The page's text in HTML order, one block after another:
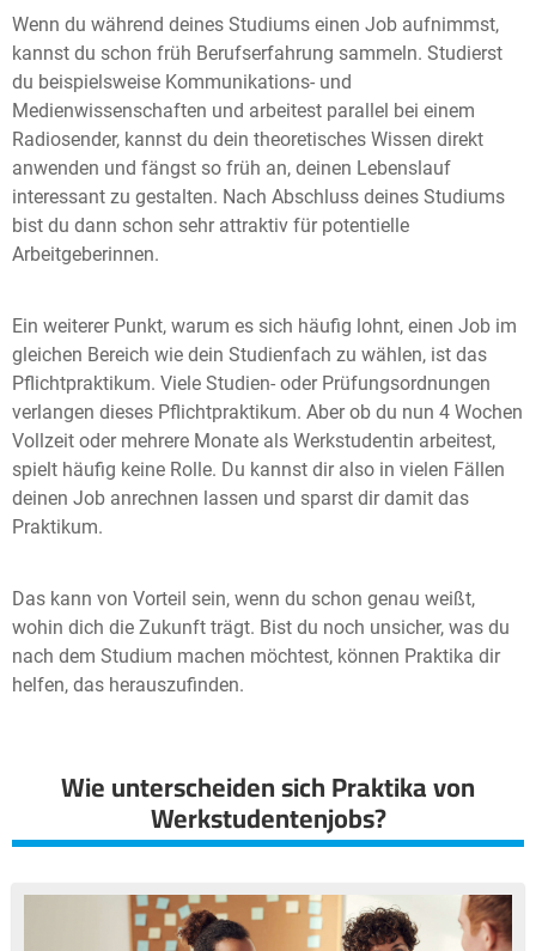
Wenn du während deines Studiums einen Job aufnimmst,
kannst du schon früh Berufserfahrung sammeln. Studierst
du beispielsweise Kommunikations- und
Medienwissenschaften und arbeitest parallel bei einem
Radiosender, kannst du dein theoretisches Wissen direkt
anwenden und fängst so früh an, deinen Lebenslauf
interessant zu gestalten. Nach Abschluss deines Studiums
bist du dann schon sehr attraktiv für potentielle
Arbeitgeberinnen.
Ein weiterer Punkt, warum es sich häufig lohnt, einen Job im
gleichen Bereich wie dein Studienfach zu wählen, ist das
Pflichtpraktikum. Viele Studien- oder Prüfungsordnungen
verlangen dieses Pflichtpraktikum. Aber ob du nun 4 Wochen
Vollzeit oder mehrere Monate als Werkstudentin arbeitest,
spielt häufig keine Rolle. Du kannst dir also in vielen Fällen
deinen Job anrechnen lassen und sparst dir damit das
Praktikum.
Das kann von Vorteil sein, wenn du schon genau weißt,
wohin dich die Zukunft trägt. Bist du noch unsicher, was du
nach dem Studium machen möchtest, können Praktika dir
helfen, das herauszufinden.
Wie unterscheiden sich Praktika von
Werkstudentenjobs?